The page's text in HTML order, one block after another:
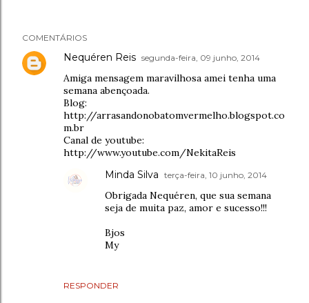
COMENTÁRIOS
Nequéren Reis segunda-feira, 09 junho, 2014
Amiga mensagem maravilhosa amei tenha uma
semana abençoada.
Blog:
http://arrasandonobatomvermelho.blogspot.co
m.br
Canal de youtube:
http://www.youtube.com/NekitaReis
RESPONDER
Minda Silva terça-feira, 10 junho, 2014
Obrigada Nequéren, que sua semana
seja de muita paz, amor e sucesso!!!
Bjos
My